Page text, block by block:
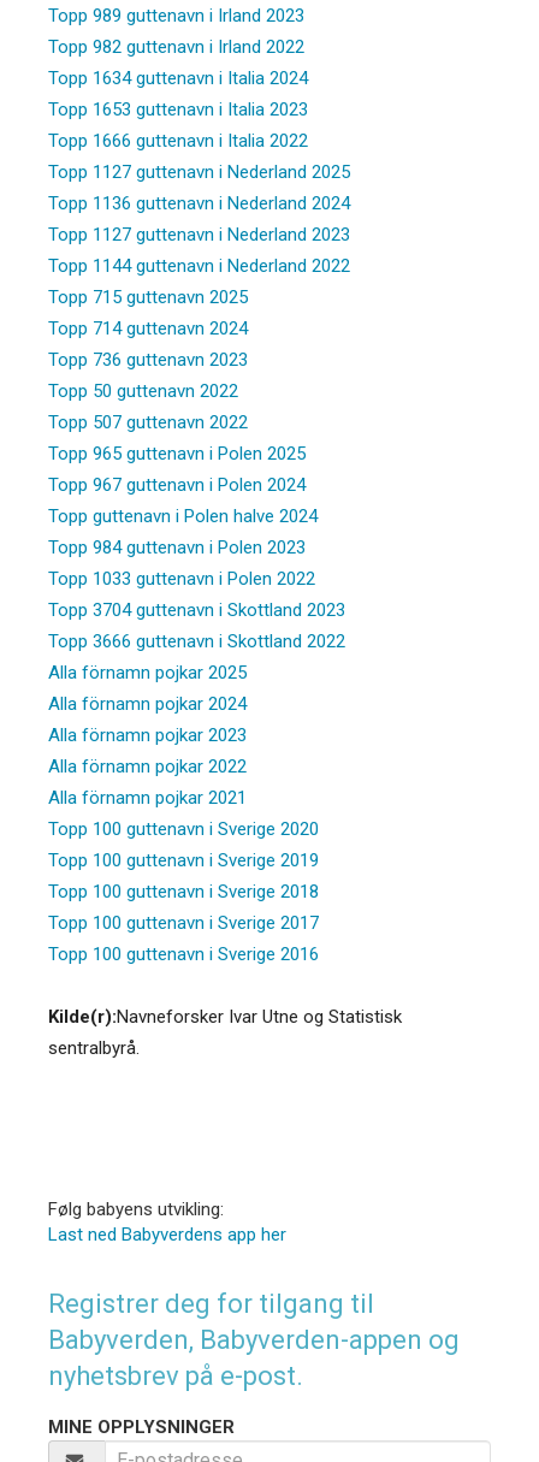
Topp 989 guttenavn i Irland 2023
Topp 982 guttenavn i Irland 2022
Topp 1634 guttenavn i Italia 2024
Topp 1653 guttenavn i Italia 2023
Topp 1666 guttenavn i Italia 2022
Topp 1127 guttenavn i Nederland 2025
Topp 1136 guttenavn i Nederland 2024
Topp 1127 guttenavn i Nederland 2023
Topp 1144 guttenavn i Nederland 2022
Topp 715 guttenavn 2025
Topp 714 guttenavn 2024
Topp 736 guttenavn 2023
Topp 50 guttenavn 2022
Topp 507 guttenavn 2022
Topp 965 guttenavn i Polen 2025
Topp 967 guttenavn i Polen 2024
Topp guttenavn i Polen halve 2024
Topp 984 guttenavn i Polen 2023
Topp 1033 guttenavn i Polen 2022
Topp 3704 guttenavn i Skottland 2023
Topp 3666 guttenavn i Skottland 2022
Alla förnamn pojkar 2025
Alla förnamn pojkar 2024
Alla förnamn pojkar 2023
Alla förnamn pojkar 2022
Alla förnamn pojkar 2021
Topp 100 guttenavn i Sverige 2020
Topp 100 guttenavn i Sverige 2019
Topp 100 guttenavn i Sverige 2018
Topp 100 guttenavn i Sverige 2017
Topp 100 guttenavn i Sverige 2016
Kilde(r):Navneforsker Ivar Utne og Statistisk
sentralbyrå.
Følg babyens utvikling:
Last ned Babyverdens app her
Registrer deg for tilgang til
Babyverden, Babyverden-appen og
nyhetsbrev på e-post.
MINE OPPLYSNINGER